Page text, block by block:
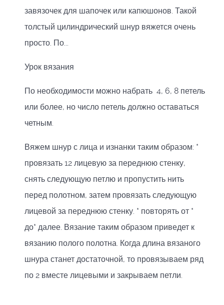
завязочек для шапочек или капюшонов. Такой
толстый цилиндрический шнур вяжется очень
просто. По...
Урок вязания
По необходимости можно набрать 4, 6, 8 петель
или более, но число петель должно оставаться
четным.
Вяжем шнур с лица и изнанки таким образом: *
провязать 12 лицевую за переднюю стенку,
снять следующую петлю и пропустить нить
перед полотном, затем провязать следующую
лицевой за переднюю стенку. * повторять от *
до* далее. Вязание таким образом приведет к
вязанию полого полотна. Когда длина вязаного
шнура станет достаточной, то провязываем ряд
по 2 вместе лицевыми и закрываем петли.